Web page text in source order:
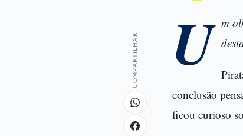
COMPARTILHAR U m
conclusão
ficou curioso